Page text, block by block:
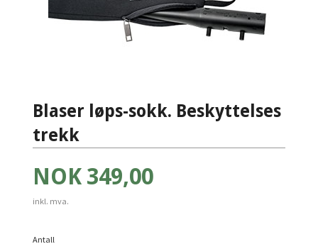
Blaser løps-sokk. Beskyttelses
trekk
Pris
NOK 349,00
inkl. mva.
Antall